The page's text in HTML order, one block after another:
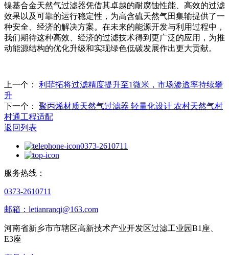
镍基合金天然气过滤器凭借其卓越的耐腐蚀性能、高效的过滤
效果以及可靠的运行稳定性，为高含硫天然气田集输提供了一
种安全、经济的解决方案。在未来的能源开发与利用过程中，
我们期待这种高效、经济的过滤技术得到更广泛的应用，为推
动能源结构的优化升级和实现绿色低碳发展作出更大贡献。
上一个：
利菲拓将过滤精度提升至1微米，市场渗透率持续攀
升
下一个：
聚丙烯材质天然气过滤器 轻量化设计 农村天然气村
村通工程适配
返回列表
0373-2610711
服务热线：
0373-2610711
邮箱：letianranqi@163.com
河南省新乡市市辖区高新技术产业开发区过滤工业园B1座、
E3座